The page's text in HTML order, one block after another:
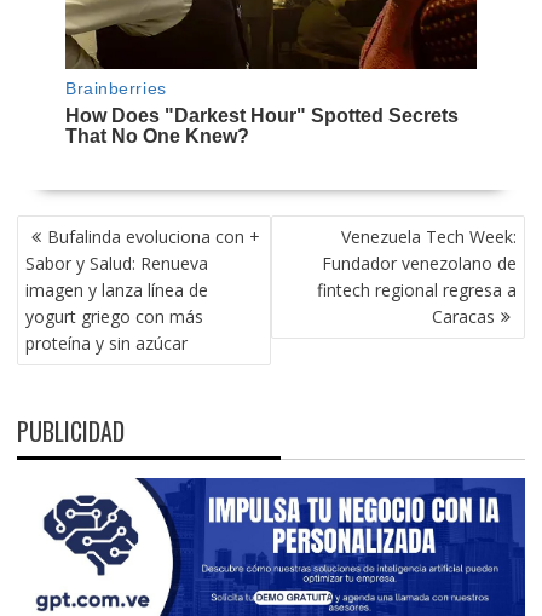
NAVEGACIÓN
DE
ENTRADAS
Bufalinda evoluciona con +
Sabor y Salud: Renueva
imagen y lanza línea de
yogurt griego con más
proteína y sin azúcar
Venezuela Tech Week:
Fundador venezolano de
fintech regional regresa a
Caracas
PUBLICIDAD